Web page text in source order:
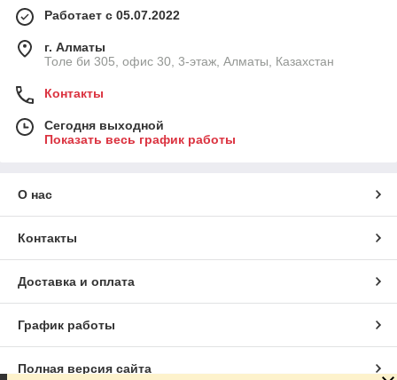
Работает с 05.07.2022
г. Алматы
Толе би 305, офис 30, 3-этаж, Алматы, Казахстан
Контакты
Сегодня выходной
Показать весь график работы
О нас
Контакты
Доставка и оплата
График работы
Полная версия сайта